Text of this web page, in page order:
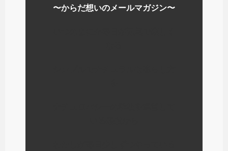
〜からだ想いのメールマガジン〜